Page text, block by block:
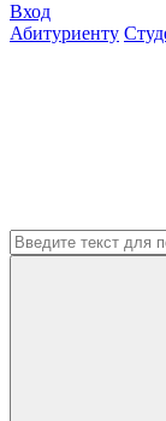
Вход
Абитуриенту